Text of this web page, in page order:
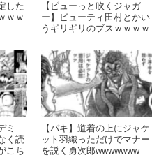
した
ｗｗ
【ピューっと吹くジャガ
ー】ビューティ田村とかい
うギリギリのブスｗｗｗｗ
ミ
く読
こち
【バキ】道着の上にジャケ
ット羽織っただけでマナー
を説く勇次郎wwwwwww